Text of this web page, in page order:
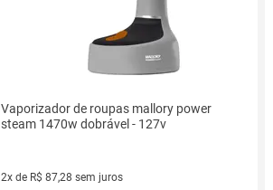
Vaporizador de roupas mallory power
steam 1470w dobrável - 127v
2x de R$ 87,28 sem juros